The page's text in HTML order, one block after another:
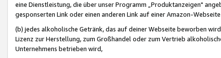
eine Dienstleistung, die über unser Programm „Produktanzeigen"
gesponserten Link oder einen anderen Link auf einer Amazon-
(b) jedes alkoholische Getränk, das auf deiner Webseite beworben
Lizenz zur Herstellung, zum Großhandel oder zum Vertrieb
Unternehmens betrieben wird,